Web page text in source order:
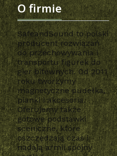
O firmie
SafeandSound to polski
producent rozwiązań
do przechowywania i
transportu figurek do
gier bitewnych. Od 2011
roku tworzymy
magnetyczne pudełka,
pianki i akcesoria.
Oferujemy także
gotowe podstawki
sceniczne, które
oszczędzają czas i
nadają armii spójny